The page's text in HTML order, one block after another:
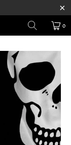
0